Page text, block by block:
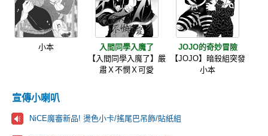
小本
入間同學入魔了
【入間同學入魔了】嚴
肅Ｘ不憫Ｘ可愛
JOJO的奇妙冒險
【JOJO】暗殺組突發
小本
宣傳小喇叭
NiCE魔審新品! 燙色小卡/搖尾巴吊飾/貼紙組